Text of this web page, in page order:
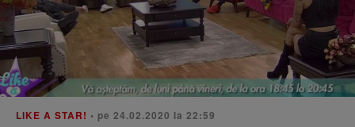
LIKE A STAR! • pe 24.02.2020 la 22:59